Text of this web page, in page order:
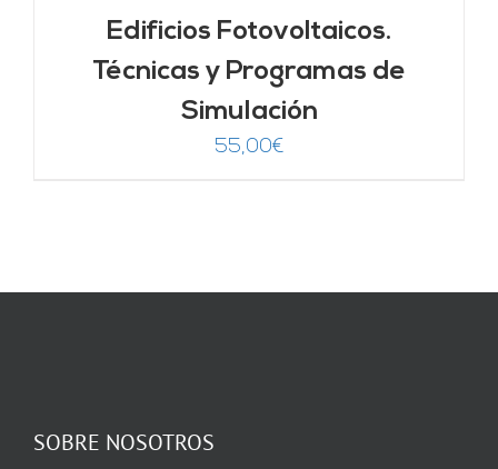
Edificios Fotovoltaicos.
Técnicas y Programas de
Simulación
55,00€
SOBRE NOSOTROS